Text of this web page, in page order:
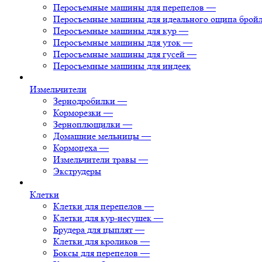
Перосъемные машины для перепелов —
Перосъемные машины для идеального ощипа
Перосъемные машины для кур —
Перосъемные машины для уток —
Перосъемные машины для гусей —
Перосъемные машины для индеек
Измельчители
Зернодробилки —
Корморезки —
Зерноплющилки —
Домашние мельницы —
Кормоцеха —
Измельчители травы —
Экструдеры
Клетки
Клетки для перепелов —
Клетки для кур-несушек —
Брудера для цыплят —
Клетки для кроликов —
Боксы для перепелов —